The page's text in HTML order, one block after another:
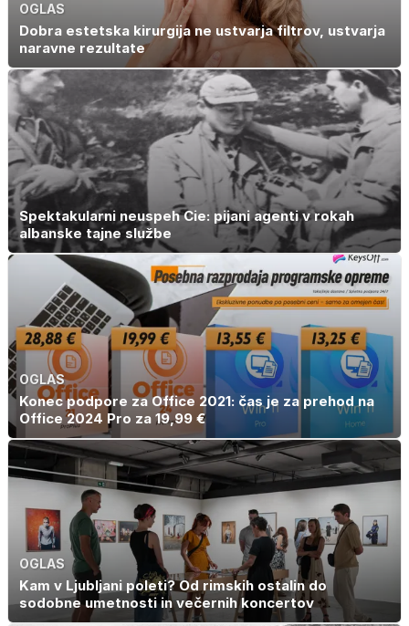
OGLAS
Dobra estetska kirurgija ne ustvarja filtrov, ustvarja
naravne rezultate
Spektakularni neuspeh Cie: pijani agenti v rokah
albanske tajne službe
OGLAS
Konec podpore za Office 2021: čas je za prehod na
Office 2024 Pro za 19,99 €
OGLAS
Kam v Ljubljani poleti? Od rimskih ostalin do
sodobne umetnosti in večernih koncertov